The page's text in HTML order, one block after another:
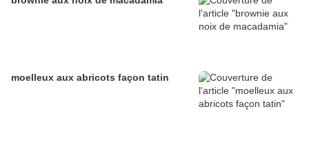
moelleux aux abricots façon tatin